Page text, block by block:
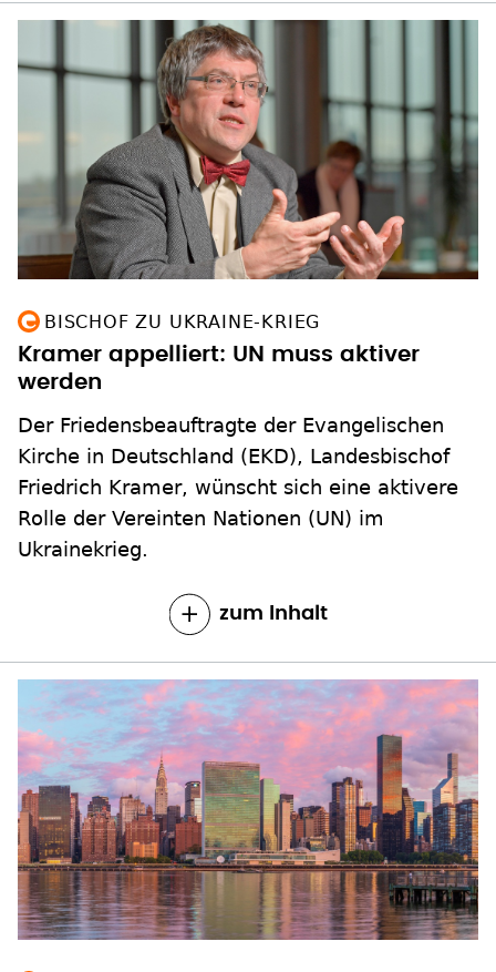
BISCHOF ZU UKRAINE-KRIEG
Kramer appelliert: UN muss aktiver
werden
Der Friedensbeauftragte der Evangelischen
Kirche in Deutschland (EKD), Landesbischof
Friedrich Kramer, wünscht sich eine aktivere
Rolle der Vereinten Nationen (UN) im
Ukrainekrieg.
zum Inhalt